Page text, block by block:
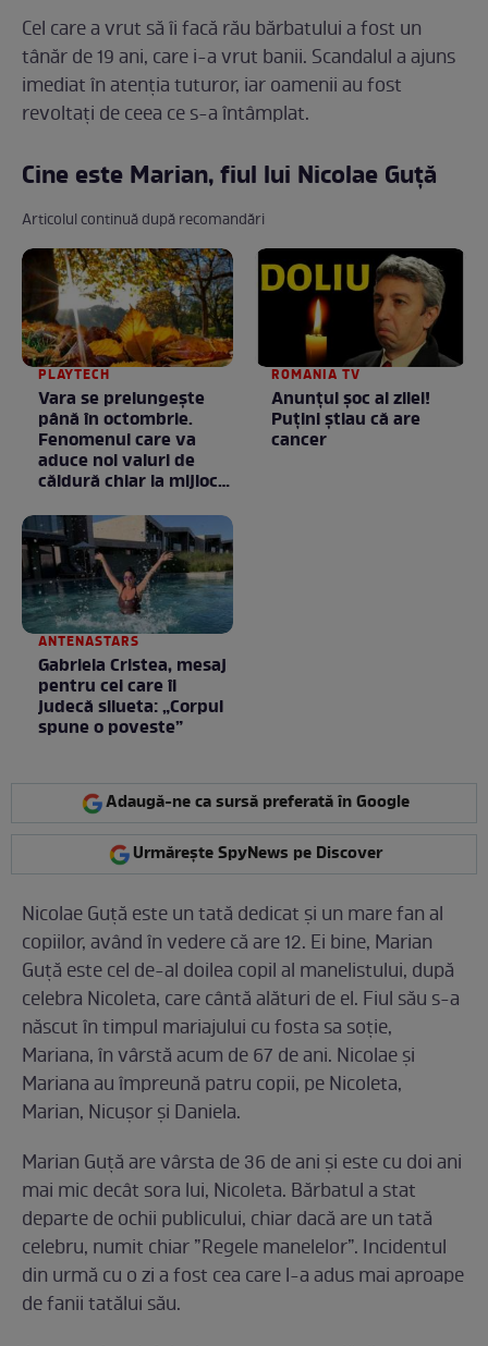
Cel care a vrut să îi facă rău bărbatului a fost un
tânăr de 19 ani, care i-a vrut banii. Scandalul a ajuns
imediat în atenția tuturor, iar oamenii au fost
revoltați de ceea ce s-a întâmplat.
Cine este Marian, fiul lui Nicolae Guță
Articolul continuă după recomandări
PLAYTECH
Vara se prelungeşte
până în octombrie.
Fenomenul care va
aduce noi valuri de
căldură chiar la mijlocul
ROMANIA TV
Anunţul şoc al zilei!
Puţini ştiau că are
cancer
ANTENASTARS
Gabriela Cristea, mesaj
pentru cei care îi
judecă silueta: „Corpul
spune o poveste”
Adaugă-ne ca sursă preferată în Google
Urmărește SpyNews pe Discover
Nicolae Guță este un tată dedicat și un mare fan al
copiilor, având în vedere că are 12. Ei bine, Marian
Guță este cel de-al doilea copil al manelistului, după
celebra Nicoleta, care cântă alături de el. Fiul său s-a
născut în timpul mariajului cu fosta sa soție,
Mariana, în vârstă acum de 67 de ani. Nicolae și
Mariana au împreună patru copii, pe Nicoleta,
Marian, Nicușor și Daniela.
Marian Guță are vârsta de 36 de ani și este cu doi ani
mai mic decât sora lui, Nicoleta. Bărbatul a stat
departe de ochii publicului, chiar dacă are un tată
celebru, numit chiar ”Regele manelelor”. Incidentul
din urmă cu o zi a fost cea care l-a adus mai aproape
de fanii tatălui său.